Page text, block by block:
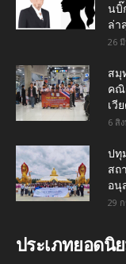
นบิ๊
ล่า
26
สมุ
คณิ
เวี
6 สิ
ปทุ
สถ
อนุ
29
ประเภทยอดนิ